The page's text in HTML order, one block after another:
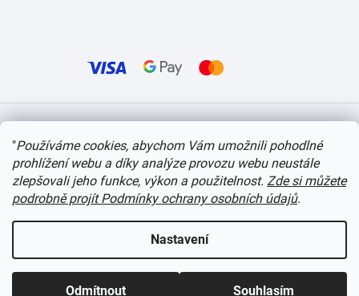
"Používáme cookies, abychom Vám umožnili pohodlné
prohlížení webu a díky analýze provozu webu neustále
zlepšovali jeho funkce, výkon a použitelnost. Zde si můžete
podrobně projít Podmínky ochrany osobních údajů.
Nastavení
Odmítnout Souhlasím
Copyright 2026itvlaky.cz . Všechna práva vyhrazena. Upravit nastavení cookies